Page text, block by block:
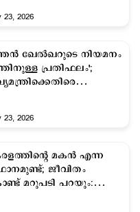
23, 2026
ഖേല്‍ഖറുടെ നിയമനം
പ്രതിഫലം';
23, 2026
മകന്‍ എന്ന
ജീവിതം
മറുപടി പറയും: